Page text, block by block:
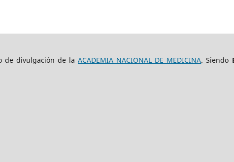
de divulgación de laACADEMIA NACIONAL DE MEDICINA. Siendo